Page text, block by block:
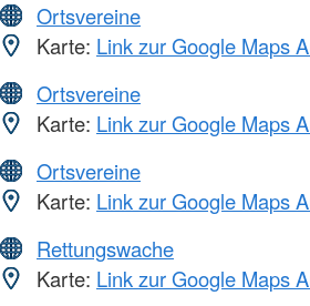
Ortsvereine
Karte: Link zur Google Maps
Ortsvereine
Karte: Link zur Google Maps
Ortsvereine
Karte: Link zur Google Maps
Rettungswache
Karte: Link zur Google Maps